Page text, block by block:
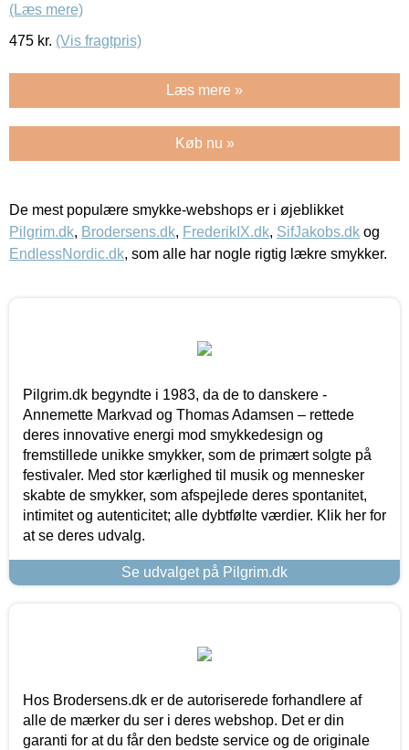
(Læs mere)
475 kr. (Vis fragtpris)
Læs mere »
Køb nu »
De mest populære smykke-webshops er i øjeblikket
Pilgrim.dk, Brodersens.dk, FrederikIX.dk, SifJakobs.dk og
EndlessNordic.dk, som alle har nogle rigtig lækre smykker.
Pilgrim.dk begyndte i 1983, da de to danskere -
Annemette Markvad og Thomas Adamsen – rettede
deres innovative energi mod smykkedesign og
fremstillede unikke smykker, som de primært solgte på
festivaler. Med stor kærlighed til musik og mennesker
skabte de smykker, som afspejlede deres spontanitet,
intimitet og autenticitet; alle dybtfølte værdier. Klik her for
at se deres udvalg.
Se udvalget på Pilgrim.dk
Hos Brodersens.dk er de autoriserede forhandlere af
alle de mærker du ser i deres webshop. Det er din
garanti for at du får den bedste service og de originale